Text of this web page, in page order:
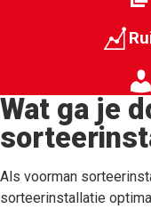
Wat ga je
Als voorman
sorteerinstallatie